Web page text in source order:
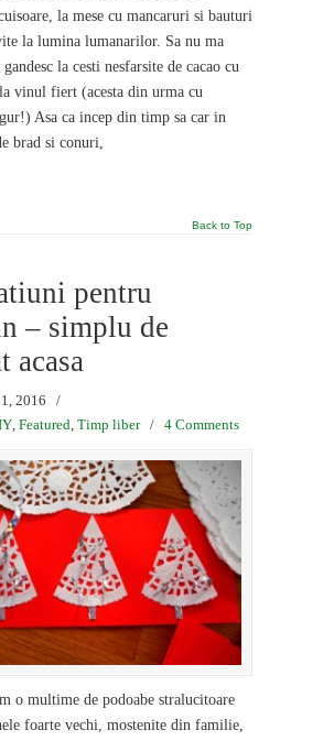
la mese cu mancaruri si bauturi
la lumina lumanarilor. Sa nu ma
la cesti nesfarsite de cacao cu
vinul fiert (acesta din urma cu
Asa ca incep din timp sa car in
brad si conuri,
Back to Top
pentru
– simplu de
acasa
2016
/
Featured Timp liber / 4 Comments
o multime de podoabe stralucitoare
foarte vechi, mostenite din familie,